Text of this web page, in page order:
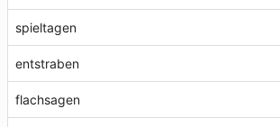
spieltagen
entstraben
flachsagen